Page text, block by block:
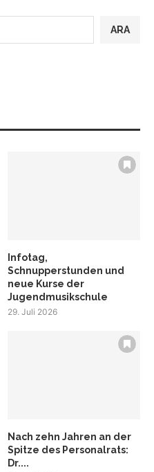
ARA
Infotag,
Schnupperstunden und
neue Kurse der
Jugendmusikschule
29. Juli 2026
Nach zehn Jahren an der
Spitze des Personalrats:
Dr....